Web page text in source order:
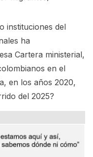
instituciones del
ha
Cartera ministerial,
en el
en los años 2020,
del 2025?